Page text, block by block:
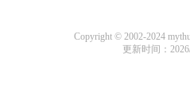
Copyright © 2002-2024
更新时间：